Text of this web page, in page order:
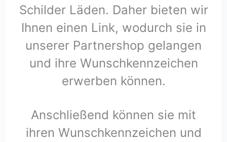
Schilder Läden. Daher bieten wir
Ihnen einen Link, wodurch sie in
unserer Partnershop gelangen
und ihre Wunschkennzeichen
erwerben können.
Anschließend können sie mit
ihren Wunschkennzeichen und